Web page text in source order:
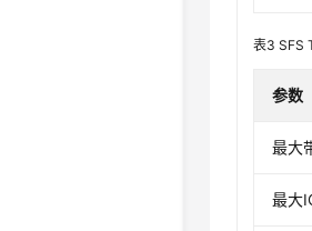
表3SFS
参数
最大
最大